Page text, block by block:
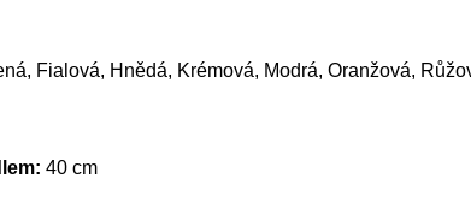
Fialová, Hnědá, Krémová, Modrá, Oranžová,
40 cm